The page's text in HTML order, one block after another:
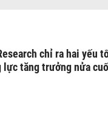
chỉ ra hai yếu
lực tăng trưởng nửa